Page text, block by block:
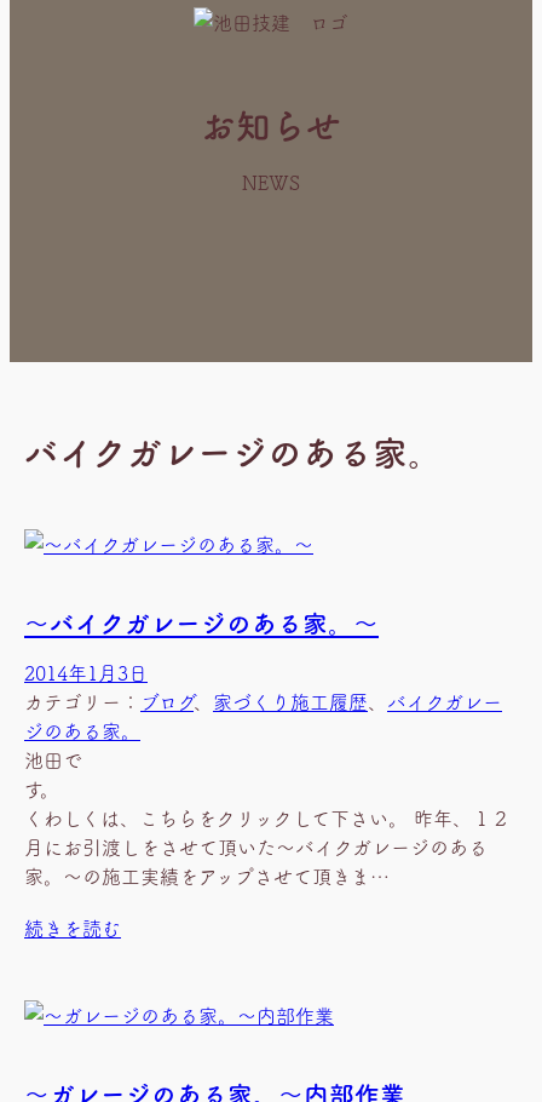
お知らせ
NEWS
バイクガレージのある家。
～バイクガレージのある家。～
2014年1月3日
カテゴリー： ブログ、 家づくり施工履歴、 バイクガレー
ジのある家。
池田で
す
くわしくは、こちらをクリックして下さい。 昨年、１２
月にお引渡しをさせて頂いた～バイクガレージのある
家。～の施工実績をアップさせて頂きま…
続きを読む
～ガレージのある家。～内部作業